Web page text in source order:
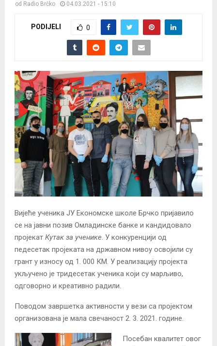
od Radio Brčko 04.03.2021 - 15:10
PODIJELI 0
Вијеће ученика ЈУ Eкономске школе Брчко пријавило
се на јавни позив Омладинске банке и кандидовало
пројекат Кутак за ученике. У конкуренцији од
педесетак пројеката на државном нивоу освојили су
грант у износу од 1. 000 КМ. У реализацију пројекта
укључено је тридесетак ученика који су марљиво,
одговорно и креативно радили.
Поводом завршетка активности у вези са пројектом
организована је мала свечаност 2. 3. 2021. године.
Посебан квалитет овог